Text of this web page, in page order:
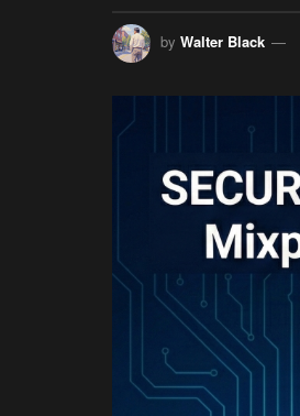
by Walter Black